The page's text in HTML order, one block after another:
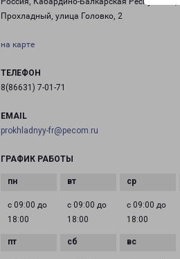
Прохладный, улица Головко, 2
на карте
ТЕЛЕФОН
8(86631) 7-01-71
EMAIL
prokhladnyy-fr@pecom.ru
ГРАФИК РАБОТЫ
с 09:00 до
18:00
с 09:00 до
18:00
с 09:00 до
18:00